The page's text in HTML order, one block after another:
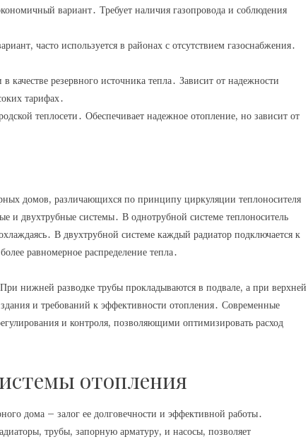
вариант․ Требует наличия газопровода и соблюдения
часто используется в районах с отсутствием газоснабжения․
качестве резервного источника тепла․ Зависит от надежности
тарифах․
теплосети․ Обеспечивает надежное отопление, но зависит от
домов, различающихся по принципу циркуляции теплоносителя
и двухтрубные системы․ В однотрубной системе теплоноситель
В двухтрубной системе каждый радиатор подключается к
равномерное распределение тепла․
нижней разводке трубы прокладываются в подвале, а при верхней
и требований к эффективности отопления․ Современные
и контроля, позволяющими оптимизировать расход
отопления
дома – залог ее долговечности и эффективной работы․
трубы, запорную арматуру, и насосы, позволяет